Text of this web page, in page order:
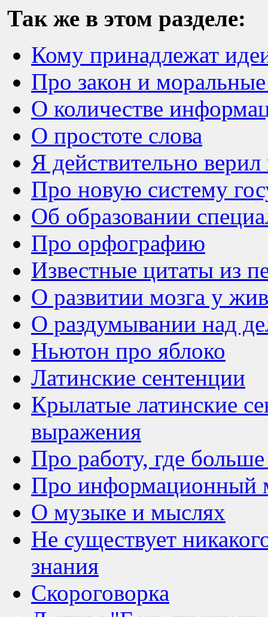
Так же в этом разделе:
Кому принадлежат
Про закон и
О количестве
О простоте слова
Я действительно
Про новую систему
Об образовании
Про орфографию
Известные цитаты из
О развитии мозга у
О раздумывании над
Ньютон про яблоко
Латинские сентенции
Крылатые латинские
выражения
Про работу, где больше
Про информационный
О музыке и мыслях
Не существует
знания
Скороговорка